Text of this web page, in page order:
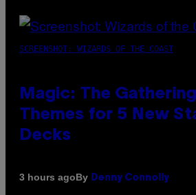
SCREENSHOT: WIZARDS OF THE COAST
Magic: The
Themes for 5 New
Decks
3 hours agoBy Denny Connolly